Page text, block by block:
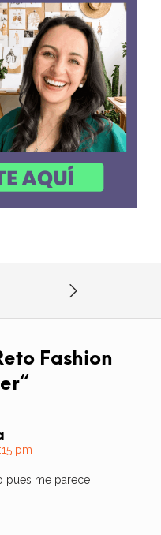
Fashion
“
pm
pues me parece